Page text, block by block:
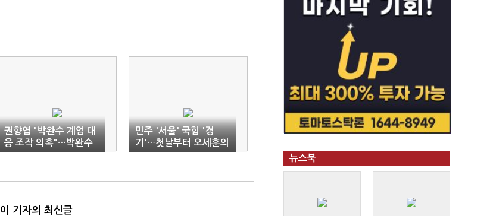
권향엽 "박완수 계엄 대
응 조작 의혹"…박완수
"회의 직접 주재" 반박
민주 '서울' 국힘 '경
기'…첫날부터 오세훈의
'손사래'
이 기자의 최신글
뉴스북